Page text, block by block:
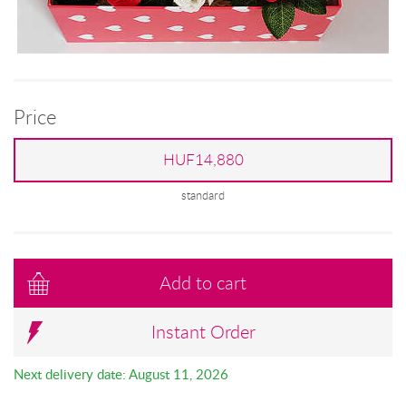
Price
HUF14,880
standard
Add to cart
Instant Order
Next delivery date: August 11, 2026